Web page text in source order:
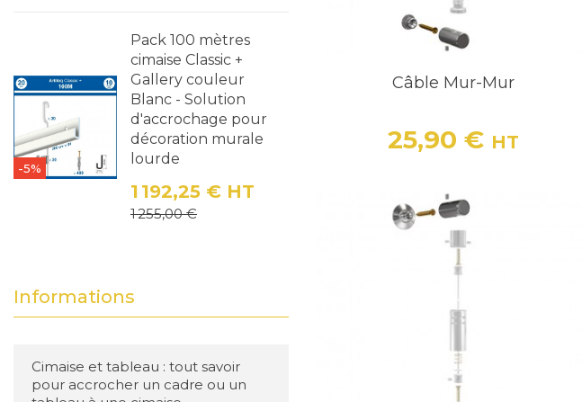
-5%
Pack 100 mètres
cimaise Classic +
Gallery couleur
Blanc - Solution
d'accrochage pour
décoration murale
lourde
Prix
1 192,25 € HT
Prix de base
1 255,00 €
Informations
Cimaise et tableau : tout savoir
pour accrocher un cadre ou un
Câble Mur-Mur
Prix
25,90 € HT